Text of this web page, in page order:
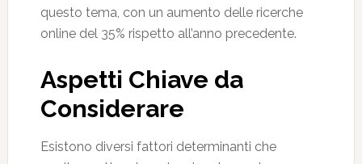
questo tema, con un aumento delle ricerche
online del 35% rispetto all’anno precedente.
Aspetti Chiave da
Considerare
Esistono diversi fattori determinanti che